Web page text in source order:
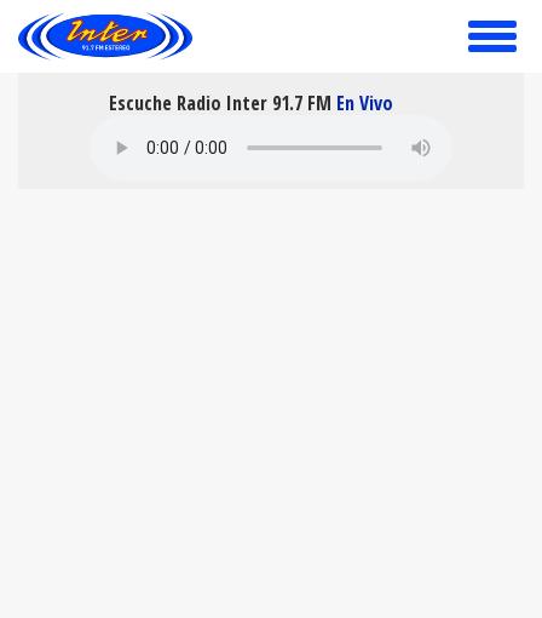
toggle
Escuche Radio Inter 91.7 FM En Vivo